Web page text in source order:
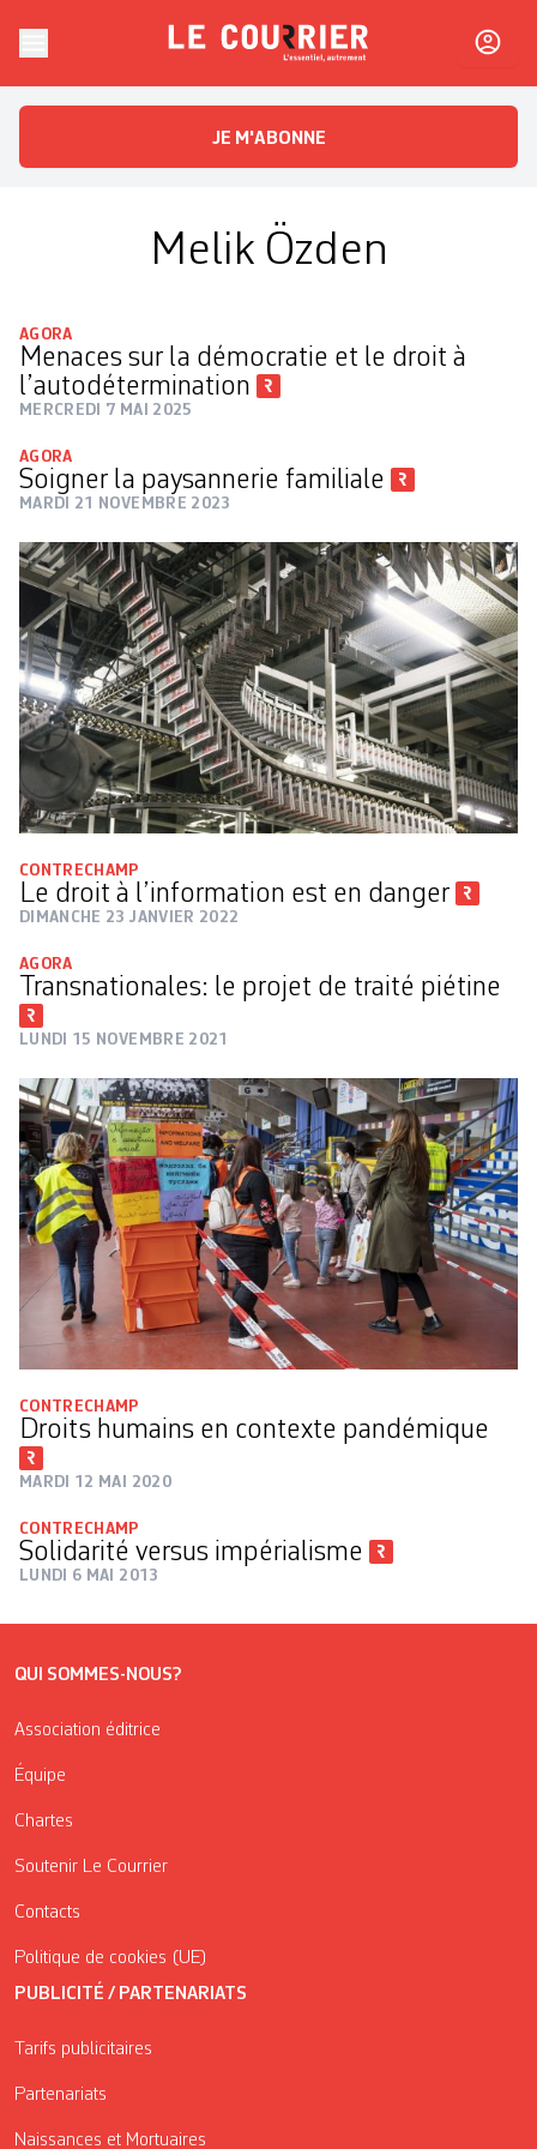
Le CourrierL'essentiel, autrement
JE M'ABONNE
Melik Özden
AGORA
Menaces sur la démocratie et le droit à
l’autodétermination
MERCREDI 7 MAI 2025
AGORA
Soigner la paysannerie familiale
MARDI 21 NOVEMBRE 2023
CONTRECHAMP
Le droit à l’information est en danger
DIMANCHE 23 JANVIER 2022
AGORA
Transnationales: le projet de traité piétine
LUNDI 15 NOVEMBRE 2021
CONTRECHAMP
Droits humains en contexte pandémique
MARDI 12 MAI 2020
CONTRECHAMP
Solidarité versus impérialisme
LUNDI 6 MAI 2013
QUI SOMMES-NOUS?
Association éditrice
Équipe
Chartes
Soutenir Le Courrier
Contacts
Politique de cookies (UE)
PUBLICITÉ / PARTENARIATS
Tarifs publicitaires
Partenariats
Naissances et Mortuaires